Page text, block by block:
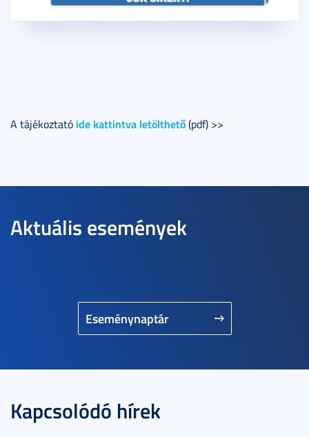
A tájékoztató ide kattintva letölthető(pdf) >>
Aktuális események
Eseménynaptár
Kapcsolódó hírek